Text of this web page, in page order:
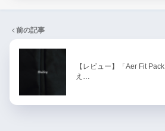
前の記事
【レビュー】「Aer Fit
え…